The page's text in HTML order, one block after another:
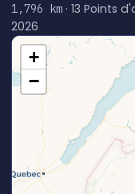
1,796 km· 13 Points
2026
+
−